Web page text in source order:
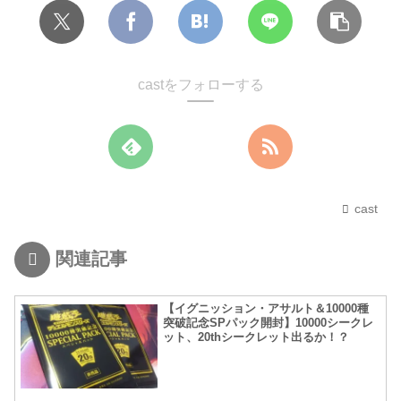
castをフォローする
cast
関連記事
【イグニッション・アサルト＆10000種
突破記念SPパック開封】10000シークレ
ット、20thシークレット出るか！？